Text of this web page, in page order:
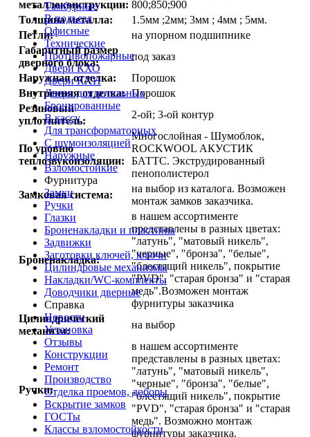
Тамбурные
В подъезд
Офисные
Технические
Противопожарные
Двери КХО
Двери КХН
Двери для котельных
Бронированные
В кассу
Для трансформаторных
С шумоизоляцией
Наружные
Взломостойкие
Фурнитура
Замки
Ручки
Глазки
Броненакладки и пластины
Задвижки
Заготовки ключей, ключи
Цилиндровые механизмы
Накладки/WC-комплекты
Доводчики дверные
Справка
Новости
Установка
Отзывы
Конструкции
Ремонт
Производство
Отделка проемов, доборы
Вскрытие замков
ГОСТы
Классы взломостойкости
металлоконструкции: 800;850;900
Толщина металла:
1.5мм ;2мм; 3мм ; 4мм ; 5мм.
Петли:
на упорном подшипнике
Габаритный размер
дверного блока:
под заказ
Наружная отделка:
Порошок
Внутренняя отделка: Порошок
Резиновый
уплотнитель:
2-ой; 3-ой контур
По уровню
теплозвукоизоляции:
Многослойная - Шумоблок,
ROCKWOOL АКУСТИК
БАТТС. Экструдированный
пенополистерол
Замковая система:
на выбор из каталога. Возможен
монтаж замков заказчика.
Броненакладка:
в нашем ассортименте
представлены в разных цветах:
"латунь", "матовый никель",
"черные", "бронза", "белые",
"блестящий никель", покрытие
"PVD", "старая бронза" и "старая
медь".Возможен монтаж
фурнитуры заказчика
Цилиндрический
механизм:
на выбор
Ручки:
в нашем ассортименте
представлены в разных цветах:
"латунь", "матовый никель",
"черные", "бронза", "белые",
"блестящий никель", покрытие
"PVD", "старая бронза" и "старая
медь". Возможно монтаж
фурнитуры заказчика.